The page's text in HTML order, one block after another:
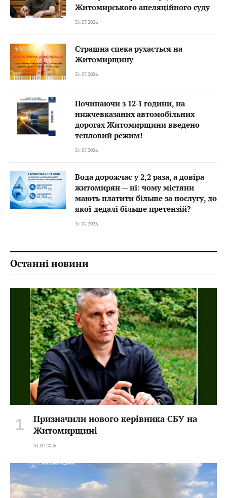
Житомирського апеляційного суду
31.07.2026
Страшна спека рухається на
Житомирщину
31.07.2026
Починаючи з 12-ї години, на
нижчевказаних автомобільних
дорогах Житомирщини введено
тепловий режим!
31.07.2026
Вода дорожчає у 2,2 раза, а довіра
житомирян — ні: чому містяни
мають платити більше за послугу, до
якої дедалі більше претензій?
31.07.2026
Останні новини
Призначили нового керівника СБУ на
Житомирщині
31.07.2026